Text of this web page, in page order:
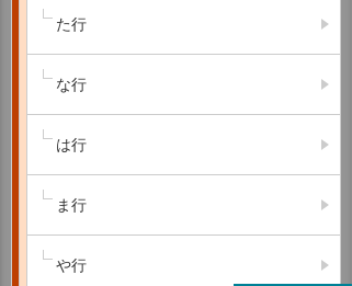
た行
な行
は行
ま行
や行